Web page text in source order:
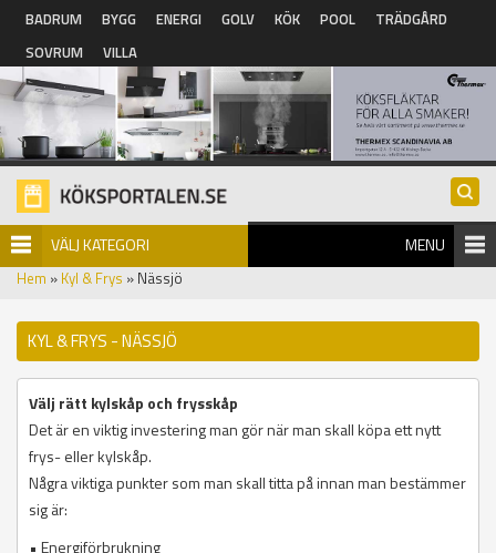
Hoppa till huvudinnehåll
BADRUM BYGG ENERGI GOLV KÖK POOL
TRÄDGÅRD
SOVRUM
VILLA
VÄLJ KATEGORI MENU
Hem » Kyl & Frys » Nässjö
KYL & FRYS - NÄSSJÖ
Välj rätt kylskåp och frysskåp
Det är en viktig investering man gör när man skall köpa ett nytt
frys- eller kylskåp.
Några viktiga punkter som man skall titta på innan man bestämmer
sig är:
• Energiförbrukning